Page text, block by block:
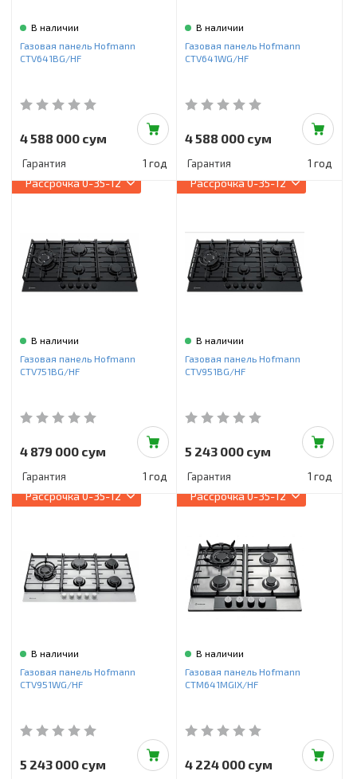
В наличии
Газовая панель Hofmann
CTV641BG/HF
4 588 000 сум
Гарантия 1 год
В наличии
Газовая панель Hofmann
CTV641WG/HF
4 588 000 сум
Гарантия 1 год
Рассрочка0-35-12
В наличии
Газовая панель Hofmann
CTV751BG/HF
4 879 000 сум
Гарантия 1 год
Рассрочка0-35-12
В наличии
Газовая панель Hofmann
CTV951BG/HF
5 243 000 сум
Гарантия 1 год
Рассрочка0-35-12
В наличии
Газовая панель Hofmann
CTV951WG/HF
5 243 000 сум
Рассрочка0-35-12
В наличии
Газовая панель Hofmann
CTM641MGIX/HF
4 224 000 сум